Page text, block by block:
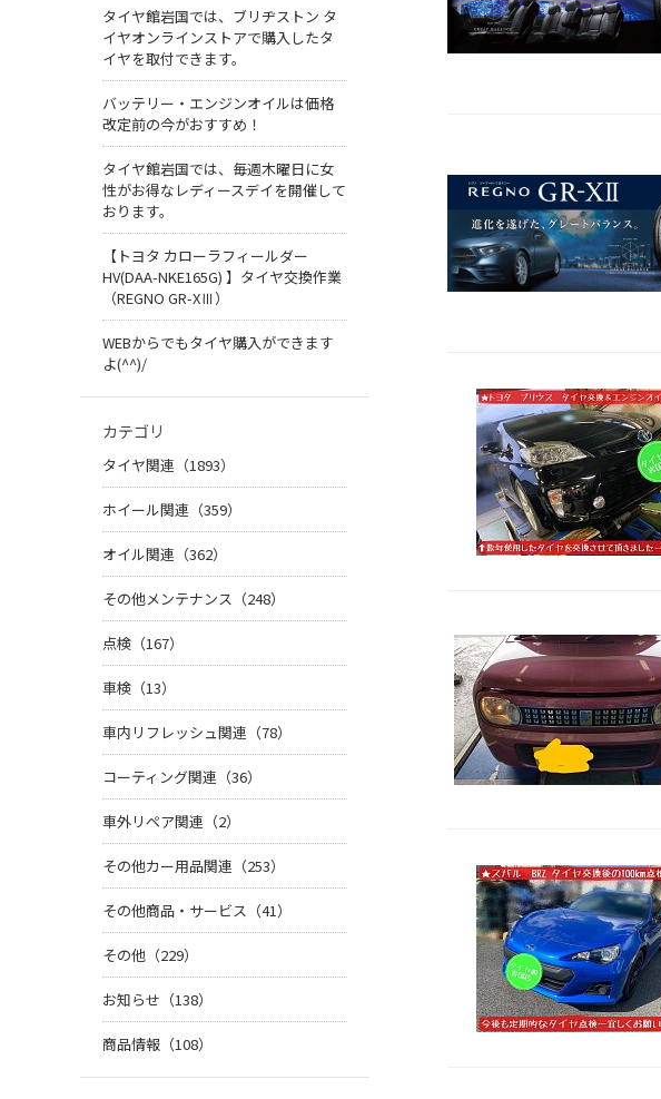
タイヤ館岩国では、ブリヂストン タ
イヤオンラインストアで購入したタ
イヤを取付できます。
バッテリー・エンジンオイルは価格
改定前の今がおすすめ！
タイヤ館岩国では、毎週木曜日に女
性がお得なレディースデイを開催して
おります。
【トヨタ カローラフィールダー
HV(DAA-NKE165G) 】タイヤ交換作業
（REGNO GR-XⅢ）
WEBからでもタイヤ購入ができます
よ(^^)/
カテゴリ
タイヤ関連（1893）
ホイール関連（359）
オイル関連（362）
その他メンテナンス（248）
点検（167）
車検（13）
車内リフレッシュ関連（78）
コーティング関連（36）
車外リペア関連（2）
その他カー用品関連（253）
その他商品・サービス（41）
その他（229）
お知らせ（138）
商品情報（108）